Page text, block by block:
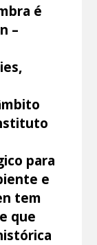
é
–
para
e
tem
que